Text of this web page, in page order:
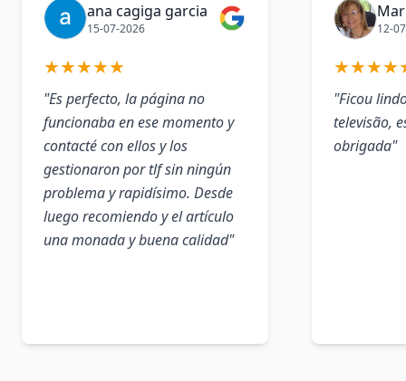
ana cagiga garcia
15-07-2026
★★★★★
"Es perfecto, la página no
funcionaba en ese momento y
contacté con ellos y los
gestionaron por tlf sin ningún
problema y rapidísimo. Desde
luego recomiendo y el artículo
una monada y buena calidad"
12-
★★★★
"Ficou
televisão,
obrigada"